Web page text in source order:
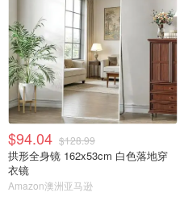
$94.04 $128.99
拱形全身镜 162x53cm 白色落地穿
衣镜
Amazon澳洲亚马逊